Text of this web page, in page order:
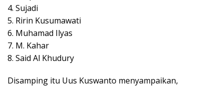
4. Sujadi
5. Ririn Kusumawati
6. Muhamad Ilyas
7. M. Kahar
8. Said Al Khudury
Disamping itu Uus Kuswanto menyampaikan,